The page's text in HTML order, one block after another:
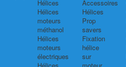
Hélices
Hélices
moteurs
méthanol
Hélices
moteurs
électriques
Hélices
Accessoires
Hélices
Prop
savers
Fixation
hélice
sur
moteur